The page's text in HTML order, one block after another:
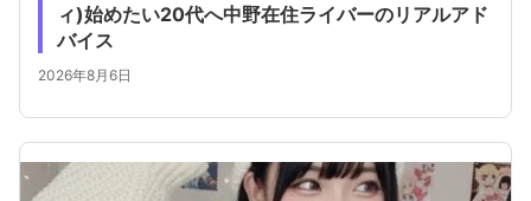
ィ)始めたい20代へ中野在住ライバーのリアルアド
バイス
2026年8月6日